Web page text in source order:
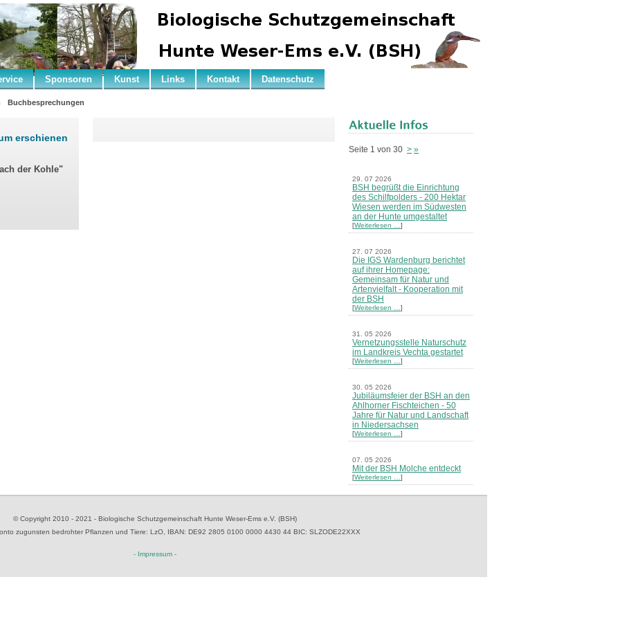
Sponsoren Kunst Links Kontakt Datenschutz
Buchbesprechungen
erschienen
der Kohle"
Seite 1 von 30 > »
29. 07 2026
BSH begrüßt die Einrichtung
des Schilfpolders - 200 Hektar
Wiesen werden im Südwesten
an der Hunte umgestaltet
[Weiterlesen … ]
27. 07 2026
Die IGS Wardenburg berichtet
auf ihrer Homepage:
Gemeinsam für Natur und
Artenvielfalt - Kooperation mit
der BSH
[Weiterlesen … ]
31. 05 2026
Vernetzungsstelle Naturschutz
im Landkreis Vechta gestartet
[Weiterlesen … ]
30. 05 2026
Jubiläumsfeier der BSH an den
Ahlhorner Fischteichen - 50
Jahre für Natur und Landschaft
in Niedersachsen
[Weiterlesen … ]
07. 05 2026
Mit der BSH Molche entdeckt
[Weiterlesen … ]
[Weiterlesen …
© Copyright 2010 - 2021 - Biologische Schutzgemeinschaft Hunte Weser-Ems e.V. (BSH)
zugunsten bedrohter Pflanzen und Tiere: LzO, IBAN: DE92 2805 0100 0000 4430 44 BIC: SLZODE22XXX
- Impressum -